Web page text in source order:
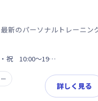
新のパーソナルトレーニン
祝 10:00～19…
詳しく見る